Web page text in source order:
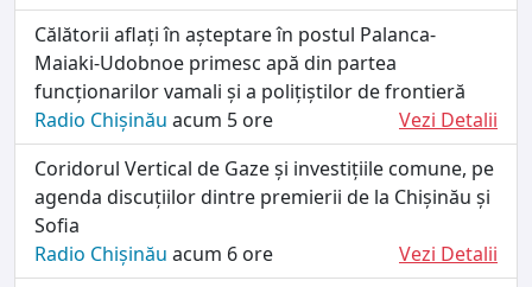
Călătorii aflați în așteptare în postul Palanca-
Maiaki-Udobnoe primesc apă din partea
funcționarilor vamali și a polițiștilor de frontieră
Radio Chișinău acum 5 ore
Vezi Detalii
Coridorul Vertical de Gaze și investițiile comune, pe
agenda discuțiilor dintre premierii de la Chișinău și
Sofia
Radio Chișinău acum 6 ore
Vezi Detalii